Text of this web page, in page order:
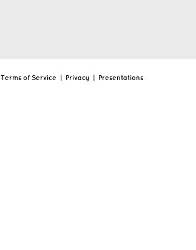
Terms of Service | Privacy | Presentations